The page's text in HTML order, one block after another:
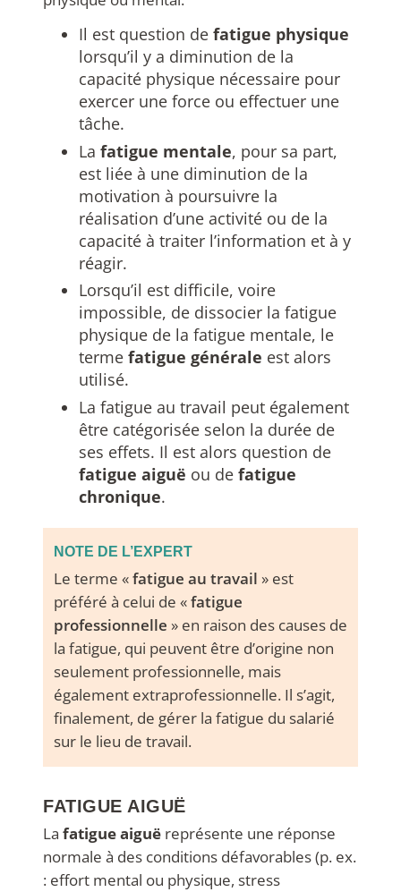
Il est question de fatigue physique
lorsqu’il y a diminution de la
capacité physique nécessaire pour
exercer une force ou effectuer une
tâche.
La fatigue mentale, pour sa part,
est liée à une diminution de la
motivation à poursuivre la
réalisation d’une activité ou de la
capacité à traiter l’information et à y
réagir.
Lorsqu’il est difficile, voire
impossible, de dissocier la fatigue
physique de la fatigue mentale, le
terme fatigue générale est alors
utilisé.
La fatigue au travail peut également
être catégorisée selon la durée de
ses effets. Il est alors question de
fatigue aiguë ou de fatigue
chronique.
NOTE DE L’EXPERT
Le terme «fatigue au travail » est
préféré à celui de «fatigue
professionnelle » en raison des causes de
la fatigue, qui peuvent être d’origine non
seulement professionnelle, mais
également extraprofessionnelle. Il s’agit,
finalement, de gérer la fatigue du salarié
sur le lieu de travail.
FATIGUE AIGUË
La fatigue aiguë représente une réponse
normale à des conditions défavorables (p. ex.
: effort mental ou physique, stress